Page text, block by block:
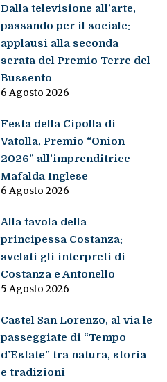
Dalla televisione all’arte,
passando per il sociale:
applausi alla seconda
serata del Premio Terre del
Bussento
6 Agosto 2026
Festa della Cipolla di
Vatolla, Premio “Onion
2026” all’imprenditrice
Mafalda Inglese
6 Agosto 2026
Alla tavola della
principessa Costanza:
svelati gli interpreti di
Costanza e Antonello
5 Agosto 2026
Castel San Lorenzo, al via le
passeggiate di “Tempo
d’Estate” tra natura, storia
e tradizioni